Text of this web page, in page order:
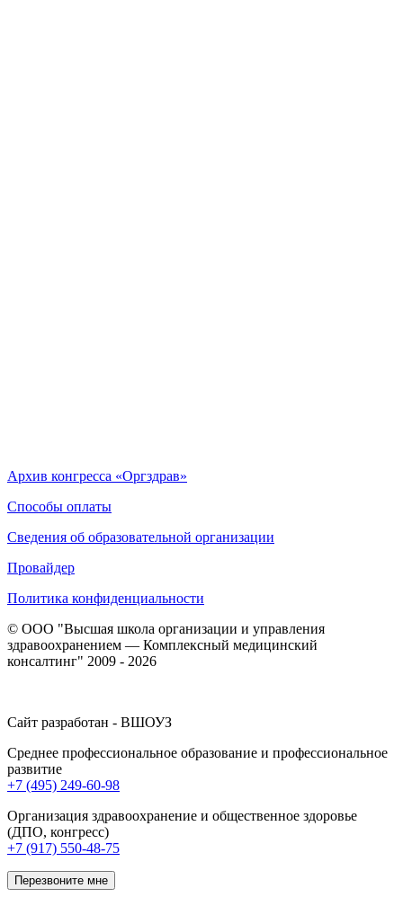
Архив конгресса «Оргздрав»
Способы оплаты
Сведения об образовательной организации
Провайдер
Политика конфиденциальности
© ООО "Высшая школа организации и управления
здравоохранением — Комплексный медицинский
консалтинг" 2009 - 2026
Сайт разработан - ВШОУЗ
Среднее профессиональное образование и профессиональное
развитие
+7 (495) 249-60-98
Организация здравоохранение и общественное здоровье
(ДПО, конгресс)
+7 (917) 550-48-75
Перезвоните мне